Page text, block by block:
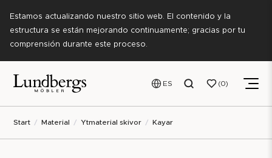
Estamos actualizando nuestro sitio web. El contenido y la
estructura se están mejorando continuamente; gracias por tu
comprensión durante este proceso.
ES 0
Start Material Ytmaterial skivor Kayar